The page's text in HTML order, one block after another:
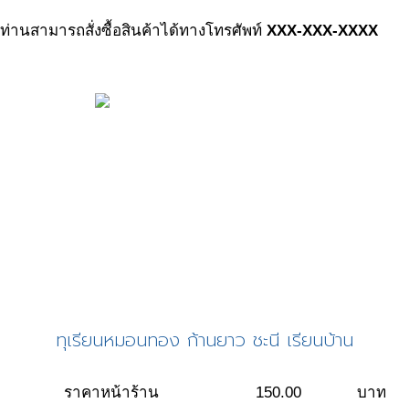
ท่านสามารถสั่งซื้อสินค้าได้ทางโทรศัพท์ XXX-XXX-XXXX
ทุเรียนหมอนทอง ก้านยาว ชะนี เรียนบ้าน
ราคาหน้าร้าน 150.00 บาท